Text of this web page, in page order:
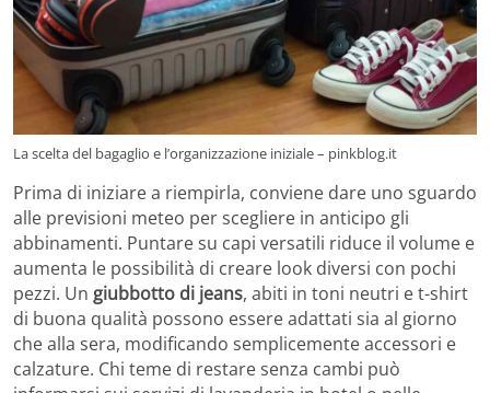
La scelta del bagaglio e l’organizzazione iniziale – pinkblog.it
Prima di iniziare a riempirla, conviene dare uno sguardo
alle previsioni meteo per scegliere in anticipo gli
abbinamenti. Puntare su capi versatili riduce il volume e
aumenta le possibilità di creare look diversi con pochi
pezzi. Un giubbotto di jeans, abiti in toni neutri e t-shirt
di buona qualità possono essere adattati sia al giorno
che alla sera, modificando semplicemente accessori e
calzature. Chi teme di restare senza cambi può